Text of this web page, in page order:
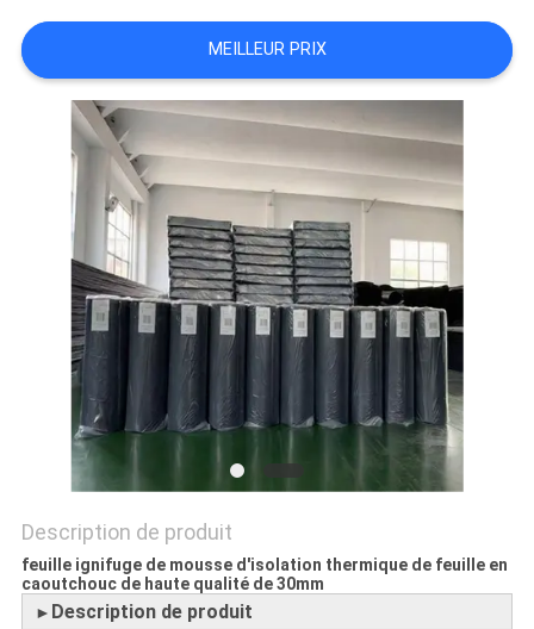
UNE
CITATION
PLAN
PRIVACY
POLICY
MEILLEUR PRIX
Description de produit
feuille ignifuge de mousse d'isolation thermique de feuille en
caoutchouc de haute qualité de 30mm
► Description de produit